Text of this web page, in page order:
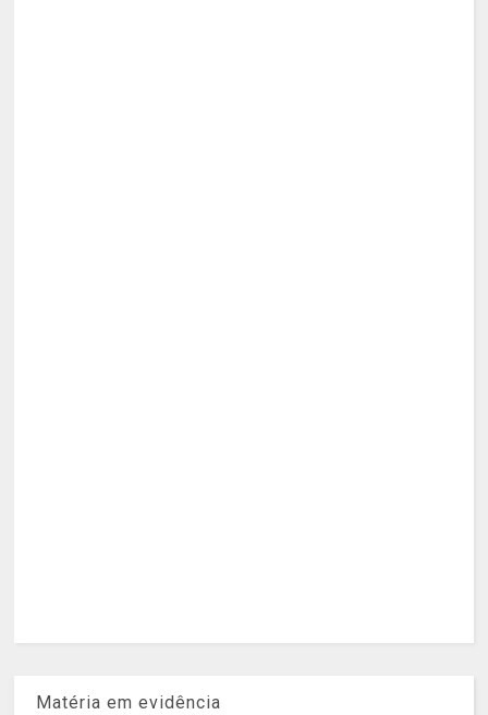
Matéria em evidência